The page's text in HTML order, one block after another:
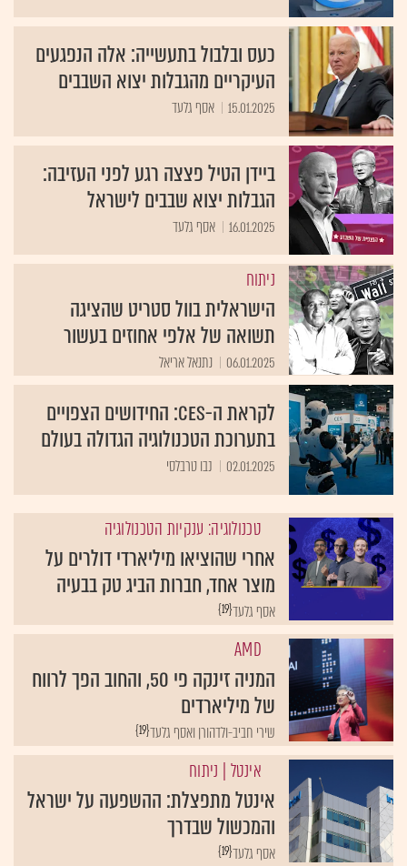
כעס ובלבול בתעשייה: אלה הנפגעים
העיקריים מהגבלות יצוא השבבים
15.01.2025 אסף גלעד
ביידן הטיל פצצה רגע לפני העזיבה:
הגבלות יצוא שבבים לישראל
16.01.2025 אסף גלעד
ניתוח
הישראלית בוול סטריט שהציגה
תשואה של אלפי אחוזים בעשור
06.01.2025 נתנאל אריאל
לקראת ה-CES: החידושים הצפויים
בתערוכת הטכנולוגיה הגדולה בעולם
02.01.2025 נבו טרבלסי
טכנולוגיה: ענקיות הטכנולוגיה
אחרי שהוציאו מיליארדי דולרים על
מוצר אחד, חברות הביג טק בבעיה
{19}אסף גלעד
AMD
המניה זינקה פי 50, והחוב הפך לרווח
של מיליארדים
{19}שירי חביב-ולדהורן ואסף גלעד
אינטל | ניתוח
אינטל מתפצלת: ההשפעה על ישראל
והמכשול שבדרך
{19}אסף גלעד